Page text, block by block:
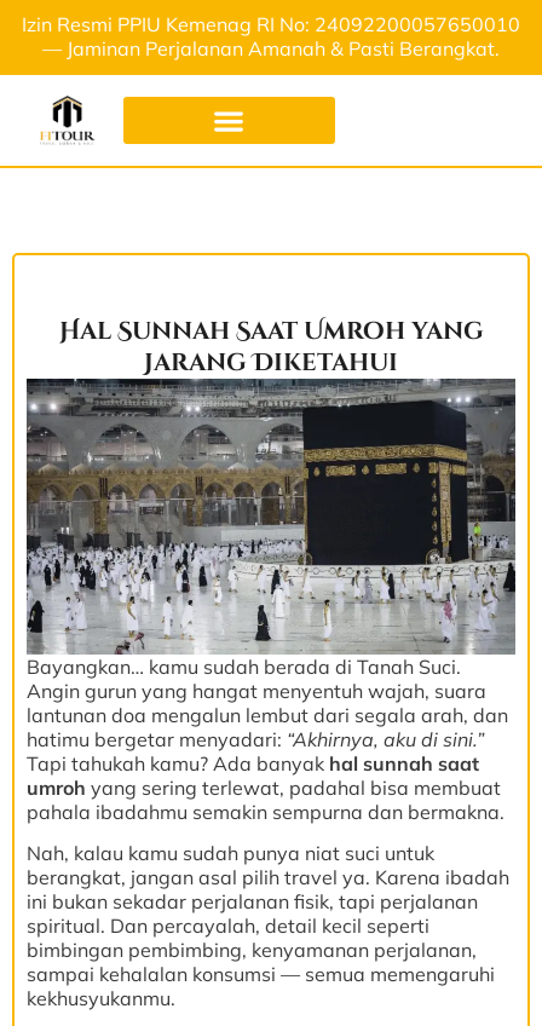
Izin Resmi PPIU Kemenag RI No: 24092200057650010
— Jaminan Perjalanan Amanah & Pasti Berangkat.
Hal Sunnah Saat Umroh yang
Jarang Diketahui
Bayangkan… kamu sudah berada di Tanah Suci.
Angin gurun yang hangat menyentuh wajah, suara
lantunan doa mengalun lembut dari segala arah, dan
hatimu bergetar menyadari: “Akhirnya, aku di sini.”
Tapi tahukah kamu? Ada banyak hal sunnah saat
umroh yang sering terlewat, padahal bisa membuat
pahala ibadahmu semakin sempurna dan bermakna.
Nah, kalau kamu sudah punya niat suci untuk
berangkat, jangan asal pilih travel ya. Karena ibadah
ini bukan sekadar perjalanan fisik, tapi perjalanan
spiritual. Dan percayalah, detail kecil seperti
bimbingan pembimbing, kenyamanan perjalanan,
sampai kehalalan konsumsi — semua memengaruhi
kekhusyukanmu.